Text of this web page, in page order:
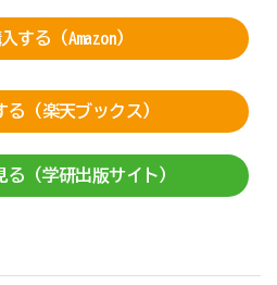
する（Amazon）
る（楽天ブックス）
（学研出版サイト）